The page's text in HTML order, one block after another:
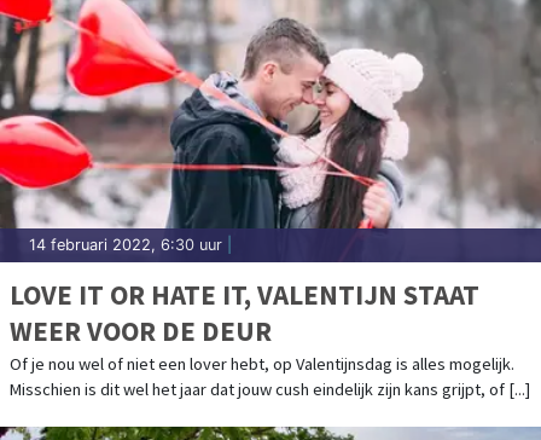
14 februari 2022, 6:30 uur
LOVE IT OR HATE IT, VALENTIJN STAAT
WEER VOOR DE DEUR
Of je nou wel of niet een lover hebt, op Valentijnsdag is alles mogelijk.
Misschien is dit wel het jaar dat jouw cush eindelijk zijn kans grijpt, of [...]